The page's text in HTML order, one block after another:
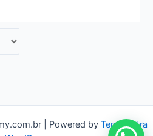
| Powered by Tema Astra